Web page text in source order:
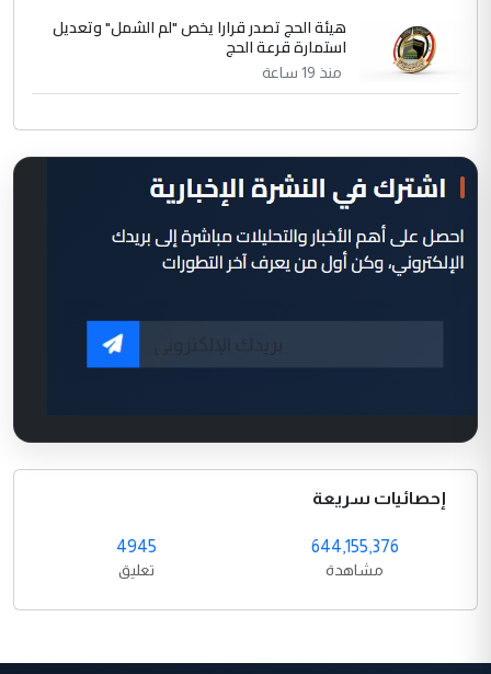
هيئة الحج تصدر قرارا يخص "لم الشمل" وتعديل
استمارة قرعة الحج
منذ 19 ساعة
إحصائيات سريعة
644,155,376
مشاهدة
4945
تعليق